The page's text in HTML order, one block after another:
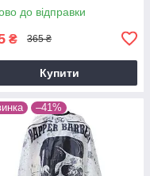
до відправки
₴ 365 ₴
Купити
–41%